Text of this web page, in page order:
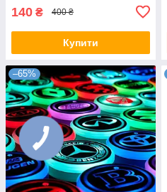
140 ₴ 400 ₴
Купити
–65%
КНОПКА
ЗВ'ЯЗКУ